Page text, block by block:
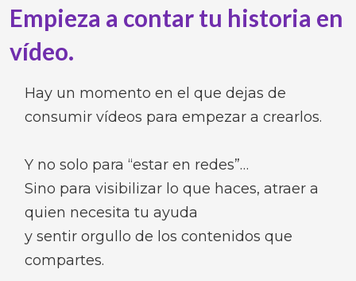
Empieza a contar tu historia en
vídeo.
Hay un momento en el que dejas de
consumir vídeos para empezar a crearlos.
Y no solo para “estar en redes”…
Sino para visibilizar lo que haces, atraer a
quien necesita tu ayuda
y sentir orgullo de los contenidos que
compartes.